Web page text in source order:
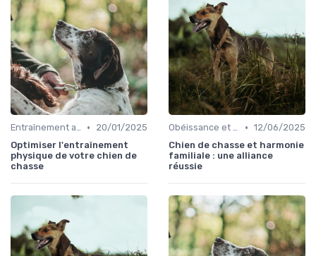
Entraînement avancé •
20/01/2025
Optimiser l'entraînement
physique de votre chien de
chasse
Obéissance et discipline • 12/06/2025
Chien de chasse et harmonie
familiale : une alliance
réussie